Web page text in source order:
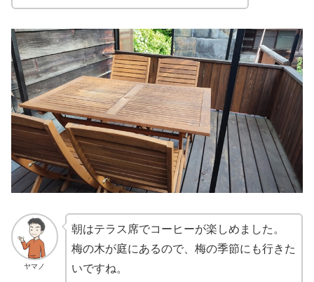
ヤマノ
朝はテラス席でコーヒーが楽しめました。
梅の木が庭にあるので、梅の季節にも行きた
いですね。